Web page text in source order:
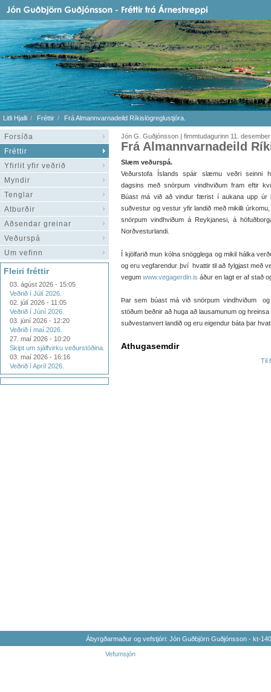
Litli Hjalli Fréttir Frá Almannvarnadeild Ríkislögreglustjóra.
Forsíða
Fréttir
Yfirlit yfir veðrið
Myndir
Tenglar
Atburðir
Aðsendar greinar
Veðurspá
Um vefinn
Fleiri fréttir
03. ágúst 2026 - 15:05
Veðrið í Júlí 2026.
02. júlí 2026 - 11:05
Veðrið í Júní 2026.
03. júní 2026 - 12:20
Veðrið í maí 2026.
27. maí 2026 - 10:20
Skipt um sjálfvirku veðurstöðina.
03. maí 2026 - 16:16
Veðrið í Apríl 2026.
Jón G. Guðjónsson | fimmtudagurinn 11.
Frá Almannvarnadeild
Slæm veðurspá.
Veðurstofa Íslands spáir slæmu veðri seinni
dagsins með snörpum vindhviðum fram eftir
Búast má við að vindur færist í aukana upp úr
suðvestur og vestur yfir landið með mikilli
snörpum vindhviðum á Reykjanesi, á
Norðvesturlandi.
Í kjölfarið mun kólna snögglega og mikil hálka
og eru vegfarendur því hvattir til að fylgjast með
vegum www.vegagerdin.is áður en lagt er af stað
Þar sem búast má við snörpum vindhviðum
stöðum beðnir að huga að lausamunum og
suðvestanvert landið og eru eigendur báta þar
Athugasemdir
Til
Ábyrgðarmaður og vefstjóri: Jón Guðbjörn Guðjónsson - kt-
Vefumsjón